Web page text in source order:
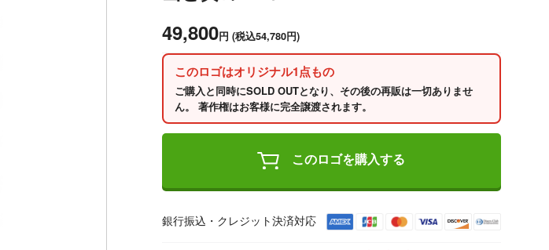
49,800円 (税込54,780円)
このロゴはオリジナル1点もの
ご購入と同時にSOLD OUTとなり、その後の再販は一切ありませ
ん。 著作権はお客様に完全譲渡されます。
このロゴを購入する
銀行振込・クレジット決済対応